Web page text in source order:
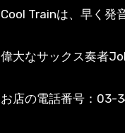
Cool Trainは、早く発
偉大なサックス奏者
お店の電話番号：03-